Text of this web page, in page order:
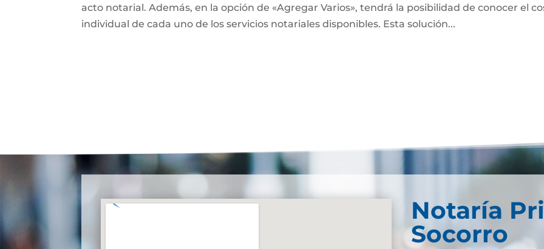
acto notarial. Además, en la opción de «Agregar Varios», tendrá la posibilidad de conocer el
individual de cada uno de los servicios notariales disponibles. Esta solución...
Notaría
Socorro